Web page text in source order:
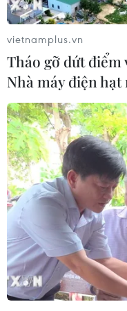
Tạo đột phá từ y tế cơ
đến phát triển nguồn
lực
02/08/2026 03:25
Thành phố Hồ Chí
vietnamplus.vn
Tháo gỡ dứt điểm
Nhà máy điện